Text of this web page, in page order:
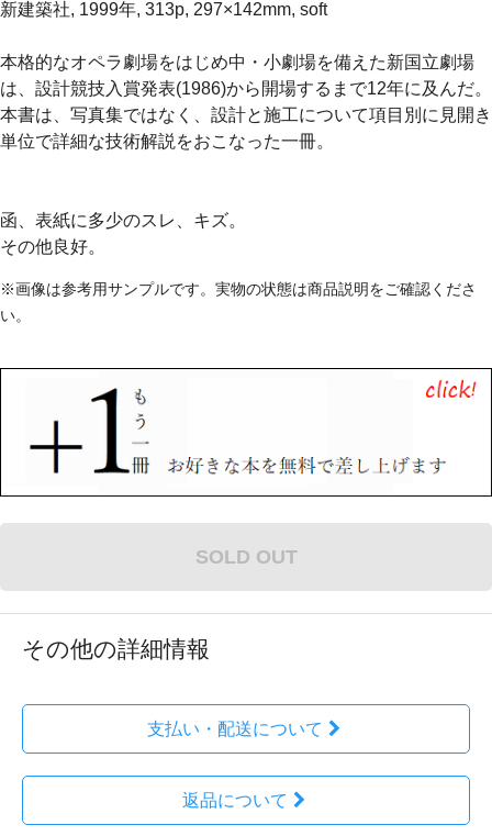
新建築社, 1999年, 313p, 297×142mm, soft
本格的なオペラ劇場をはじめ中・小劇場を備えた新国立劇場
は、設計競技入賞発表(1986)から開場するまで12年に及んだ。
本書は、写真集ではなく、設計と施工について項目別に見開き
単位で詳細な技術解説をおこなった一冊。
函、表紙に多少のスレ、キズ。
その他良好。
※画像は参考用サンプルです。実物の状態は商品説明をご確認くださ
い。
SOLD OUT
その他の詳細情報
支払い・配送について
返品について